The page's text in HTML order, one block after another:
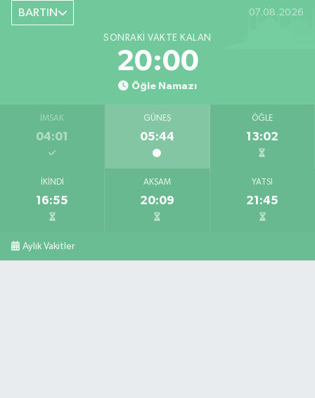
BARTIN 07.08.2026
SONRAKI VAKTE KALAN
19:59
Öğle Namazı
İMSAK
04:01
GÜNEŞ
05:44
ÖĞLE
13:02
İKINDI
16:55
AKŞAM
20:09
YATSI
21:45
Aylık Vakitler